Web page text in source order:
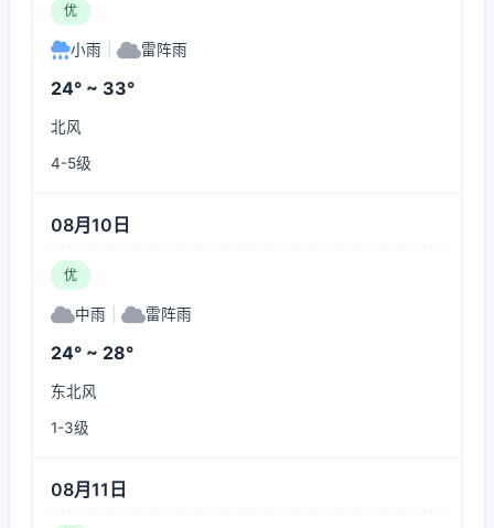
优
小雨 雷阵雨
24° ~ 33°
北风
4-5级
08月10日
优
中雨 雷阵雨
24° ~ 28°
东北风
1-3级
08月11日